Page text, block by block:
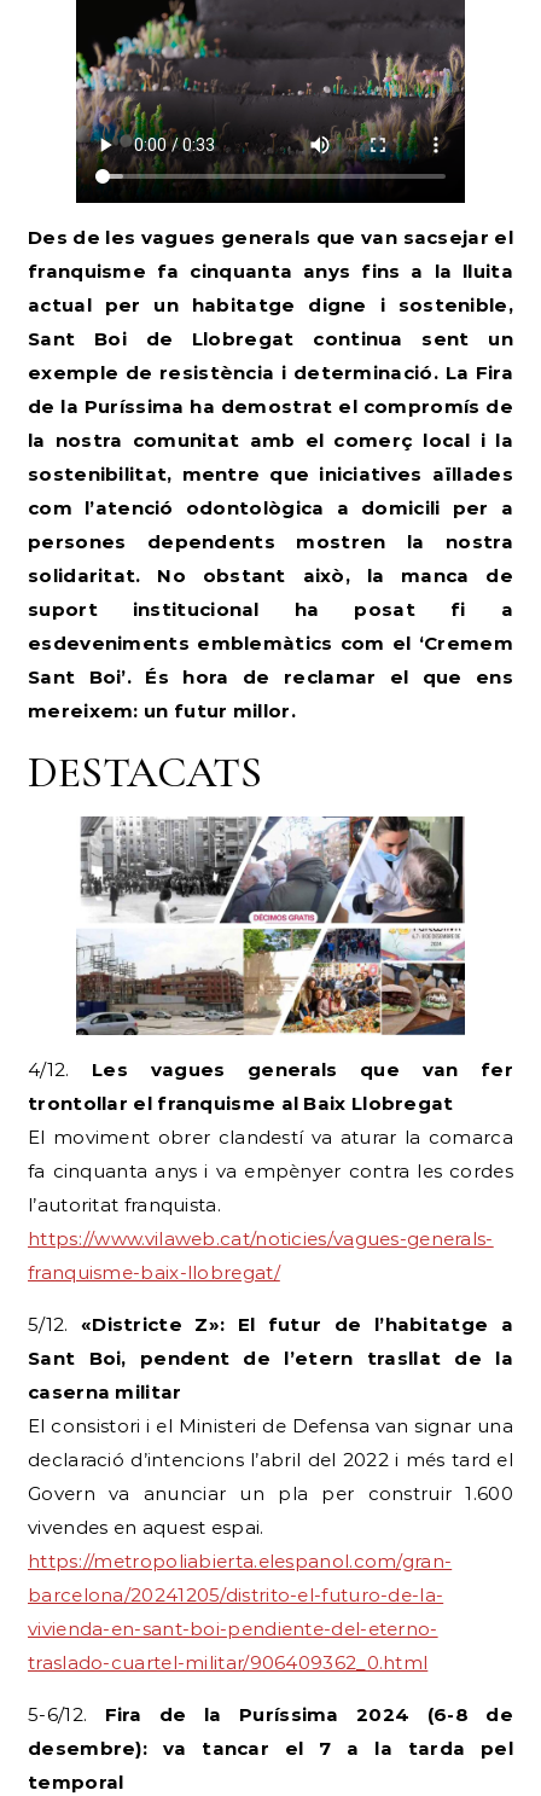
Des de les vagues generals que van sacsejar el
franquisme fa cinquanta anys fins a la lluita
actual per un habitatge digne i sostenible,
Sant Boi de Llobregat continua sent un
exemple de resistència i determinació. La Fira
de la Puríssima ha demostrat el compromís de
la nostra comunitat amb el comerç local i la
sostenibilitat, mentre que iniciatives aïllades
com l’atenció odontològica a domicili per a
persones dependents mostren la nostra
solidaritat. No obstant això, la manca de
suport institucional ha posat fi a
esdeveniments emblemàtics com el ‘Cremem
Sant Boi’. És hora de reclamar el que ens
mereixem: un futur millor.
DESTACATS
4/12. Les vagues generals que van fer
trontollar el franquisme al Baix Llobregat
El moviment obrer clandestí va aturar la comarca
fa cinquanta anys i va empènyer contra les cordes
l’autoritat franquista.
https://www.vilaweb.cat/noticies/vagues-generals-
franquisme-baix-llobregat/
5/12. «Districte Z»: El futur de l’habitatge a
Sant Boi, pendent de l’etern trasllat de la
caserna militar
El consistori i el Ministeri de Defensa van signar una
declaració d’intencions l’abril del 2022 i més tard el
Govern va anunciar un pla per construir 1.600
vivendes en aquest espai.
https://metropoliabierta.elespanol.com/gran-
barcelona/20241205/distrito-el-futuro-de-la-
vivienda-en-sant-boi-pendiente-del-eterno-
traslado-cuartel-militar/906409362_0.html
5-6/12. Fira de la Puríssima 2024 (6-8 de
desembre): va tancar el 7 a la tarda pel
temporal